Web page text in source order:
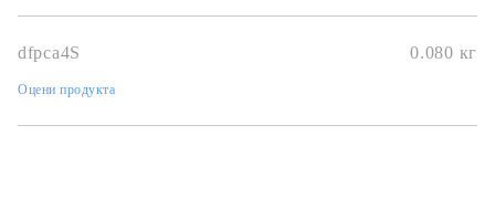
Ембос
Щамповане с различни видове мастило като алкохолно
Ембосинг пудра
dfpca4S 0.080 кг
Оцени продукта